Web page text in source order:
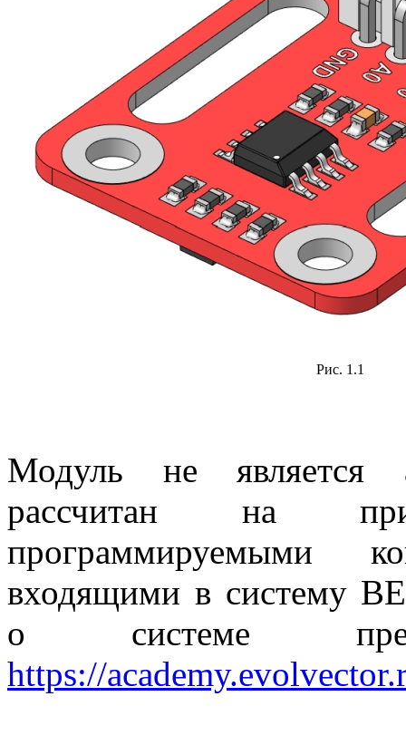
Рис. 1.1
Модуль не является
рассчитан на
программируемыми
входящими в систему
о системе
https://